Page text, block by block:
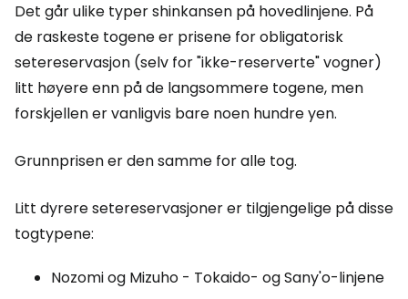
Det går ulike typer shinkansen på hovedlinjene. På
de raskeste togene er prisene for obligatorisk
setereservasjon (selv for "ikke-reserverte" vogner)
litt høyere enn på de langsommere togene, men
forskjellen er vanligvis bare noen hundre yen.
Grunnprisen er den samme for alle tog.
Litt dyrere setereservasjoner er tilgjengelige på disse
togtypene:
Nozomi og Mizuho - Tokaido- og Sany'o-linjene